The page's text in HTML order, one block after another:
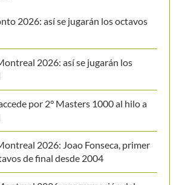
por 2° Masters 1000 al hilo a
2026: Joao Fonseca, primer
de final desde 2004
2026: programación del